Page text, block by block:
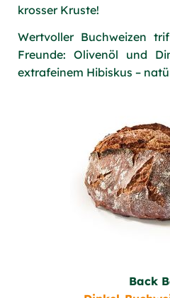
krosser Kruste!
Wertvoller Buchweizen
Freunde: Olivenöl und
extrafeinem Hibiskus –
Back